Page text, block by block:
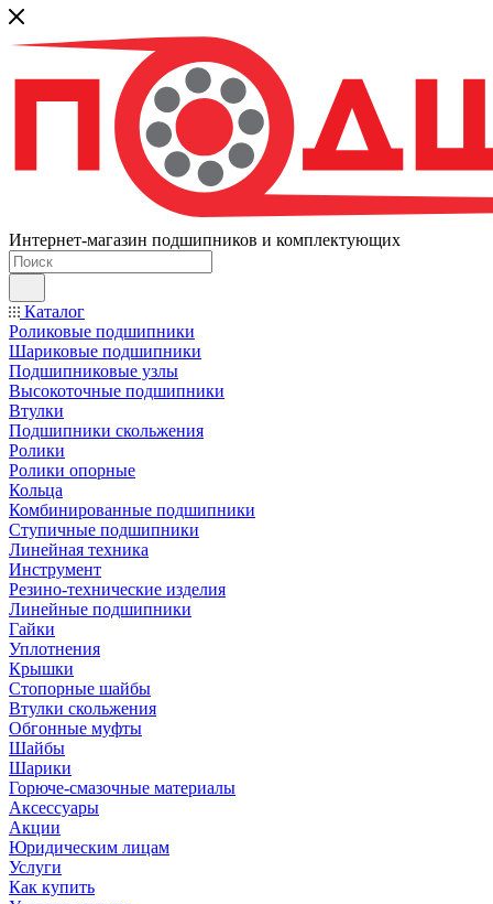
Интернет-магазин подшипников и комплектующих
Каталог
Роликовые подшипники
Шариковые подшипники
Подшипниковые узлы
Высокоточные подшипники
Втулки
Подшипники скольжения
Ролики
Ролики опорные
Кольца
Комбинированные подшипники
Ступичные подшипники
Линейная техника
Инструмент
Резино-технические изделия
Линейные подшипники
Гайки
Уплотнения
Крышки
Стопорные шайбы
Втулки скольжения
Обгонные муфты
Шайбы
Шарики
Горюче-смазочные материалы
Аксессуары
Акции
Юридическим лицам
Услуги
Как купить